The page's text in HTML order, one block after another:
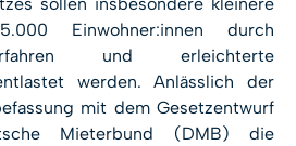
Einwohner:innen durch
und erleichterte
werden. Anlässlich der
mit dem Gesetzentwurf
Mieterbund (DMB) die